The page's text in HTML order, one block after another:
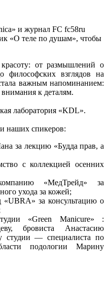
и журнал FC fc58ru
«О теле по душам», чтобы
от размышлений о
философских взглядов на
важным напоминанием:
внимания к деталям.
лаборатория «KDL».
наших спикеров:
за лекцию «Будда прав, а
с коллекцией осенних
«МедТрейд» за
ухода за кожей;
за консультацию о
«Green Manicure» :
бровиста Анастасию
студии — специалиста по
подологии Марину